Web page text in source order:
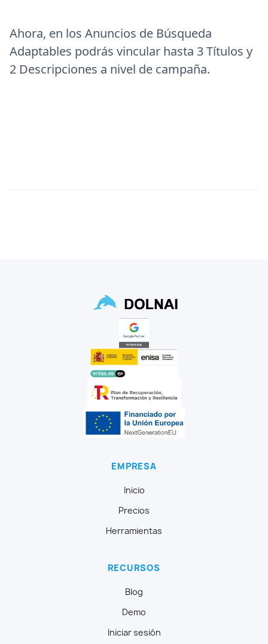
Ahora, en los Anuncios de Búsqueda
Adaptables podrás vincular hasta 3 Títulos y
2 Descripciones a nivel de campaña.
EMPRESA
Inicio
Precios
Herramientas
RECURSOS
Blog
Demo
Iniciar sesión